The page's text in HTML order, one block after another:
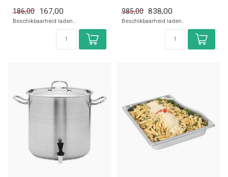
186,00
167,00
Beschikbaarheid laden..
✓ 230 Volt
985,00 838,00
Beschikbaarheid laden..